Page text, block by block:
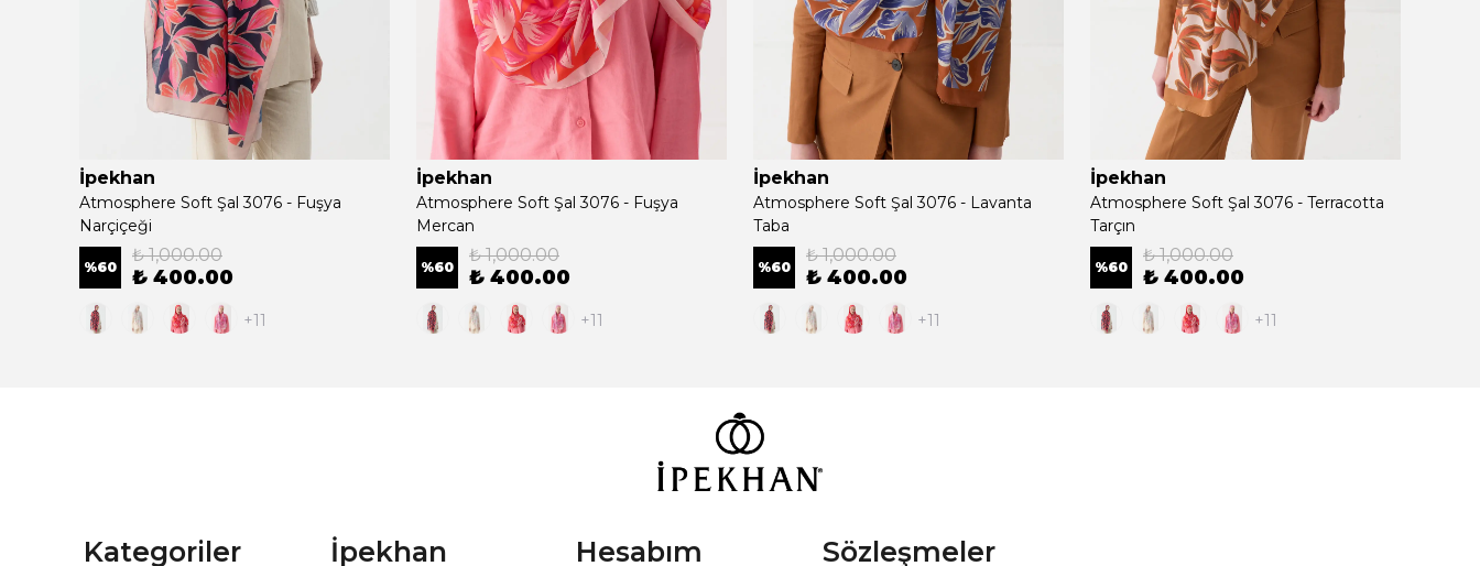
İpekhan
Atmosphere Soft Şal 3076 - Fuşya
Narçiçeği
%60
₺ 1,000.00
₺ 400.00
+11
İpekhan
Atmosphere Soft Şal 3076 - Fuşya
Mercan
%60
₺ 1,000.00
₺ 400.00
+11
İpekhan
Atmosphere Soft Şal 3076 - Lavanta
Taba
%60
₺ 1,000.00
₺ 400.00
+11
İpekhan
Atmosphere Soft Şal 3076 - Terracotta
Tarçın
%60
₺ 1,000.00
₺ 400.00
+11
Kategoriler İpekhan Hesabım Sözleşmeler